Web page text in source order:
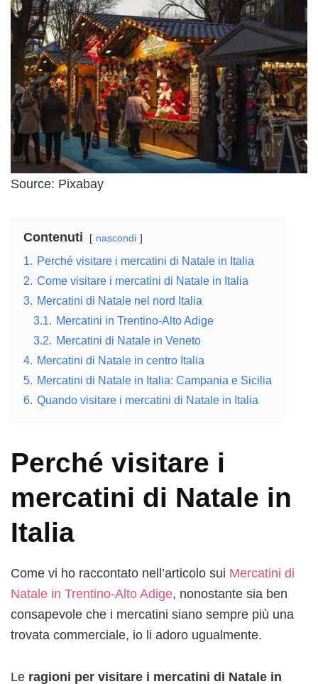
Source: Pixabay
Contenuti nascondi
1. Perché visitare i mercatini di Natale in Italia
2. Come visitare i mercatini di Natale in Italia
3. Mercatini di Natale nel nord Italia
3.1. Mercatini in Trentino-Alto Adige
3.2. Mercatini di Natale in Veneto
4. Mercatini di Natale in centro Italia
5. Mercatini di Natale in Italia: Campania e Sicilia
6. Quando visitare i mercatini di Natale in Italia
Perché visitare i
mercatini di Natale in
Italia
Come vi ho raccontato nell’articolo sui Mercatini di
Natale in Trentino-Alto Adige, nonostante sia ben
consapevole che i mercatini siano sempre più una
trovata commerciale, io li adoro ugualmente.
Le ragioni per visitare i mercatini di Natale in